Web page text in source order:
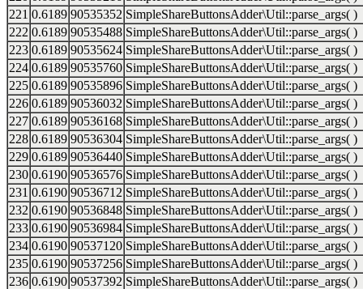
221 0.6189 90535352 SimpleShareButtonsAdder\Util::parse_args( )
222 0.6189 90535488 SimpleShareButtonsAdder\Util::parse_args( )
223 0.6189 90535624 SimpleShareButtonsAdder\Util::parse_args( )
224 0.6189 90535760 SimpleShareButtonsAdder\Util::parse_args( )
225 0.6189 90535896 SimpleShareButtonsAdder\Util::parse_args( )
226 0.6189 90536032 SimpleShareButtonsAdder\Util::parse_args( )
227 0.6189 90536168 SimpleShareButtonsAdder\Util::parse_args( )
228 0.6189 90536304 SimpleShareButtonsAdder\Util::parse_args( )
229 0.6189 90536440 SimpleShareButtonsAdder\Util::parse_args( )
230 0.6190 90536576 SimpleShareButtonsAdder\Util::parse_args( )
231 0.6190 90536712 SimpleShareButtonsAdder\Util::parse_args( )
232 0.6190 90536848 SimpleShareButtonsAdder\Util::parse_args( )
233 0.6190 90536984 SimpleShareButtonsAdder\Util::parse_args( )
234 0.6190 90537120 SimpleShareButtonsAdder\Util::parse_args( )
235 0.6190 90537256 SimpleShareButtonsAdder\Util::parse_args( )
236 0.6190 90537392 SimpleShareButtonsAdder\Util::parse_args( )